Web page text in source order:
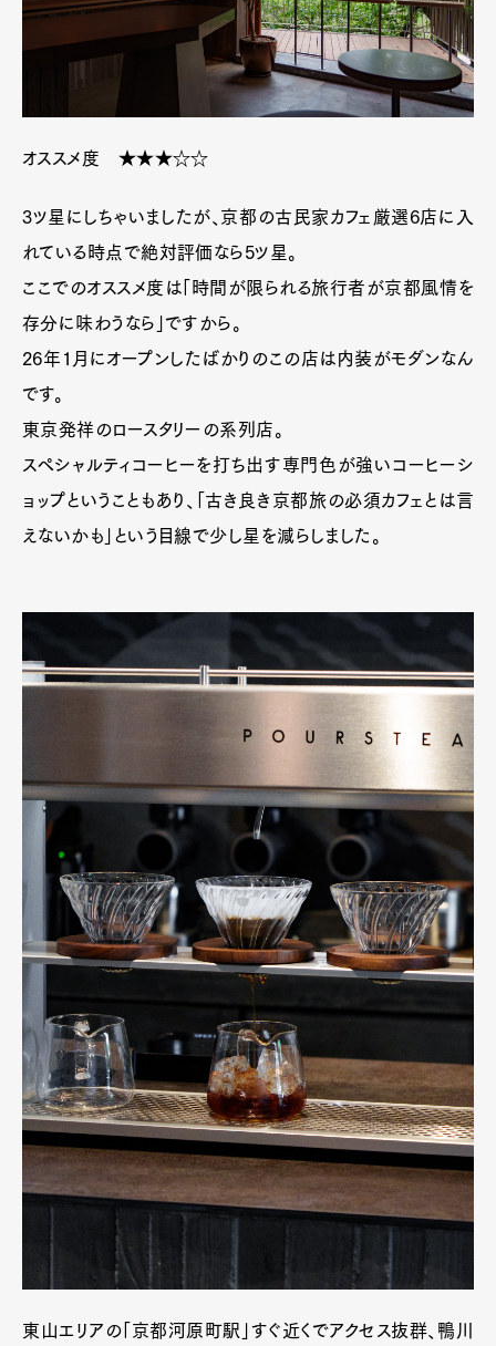
オススメ度 ★★★☆☆
3ツ星にしちゃいましたが、京都の古民家カフェ厳選6店に入
れている時点で絶対評価なら5ツ星。
ここでのオススメ度は「時間が限られる旅行者が京都風情を
存分に味わうなら」ですから。
26年1月にオープンしたばかりのこの店は内装がモダンなん
です。
東京発祥のロースタリーの系列店。
スペシャルティコーヒーを打ち出す専門色が強いコーヒーシ
ョップということもあり、「古き良き京都旅の必須カフェとは言
えないかも」という目線で少し星を減らしました。
東山エリアの「京都河原町駅」すぐ近くでアクセス抜群、鴨川